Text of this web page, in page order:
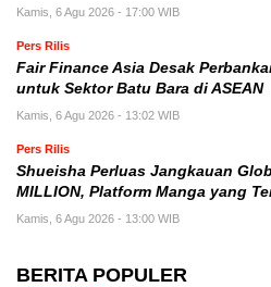
Kamis, 6 Agu 2026 - 17:00 WIB
Pers Rilis
Fair Finance Asia Desak
untuk Sektor Batu Bara di ASEAN
Kamis, 6 Agu 2026 - 13:02 WIB
Pers Rilis
Shueisha Perluas Jangkauan
MILLION, Platform Manga yang
Kamis, 6 Agu 2026 - 13:00 WIB
BERITA POPULER